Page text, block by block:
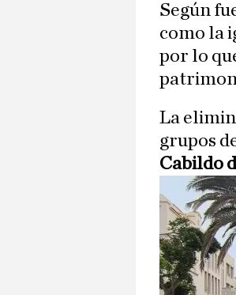
Según
como la
por lo
La
grupos
Cabildo